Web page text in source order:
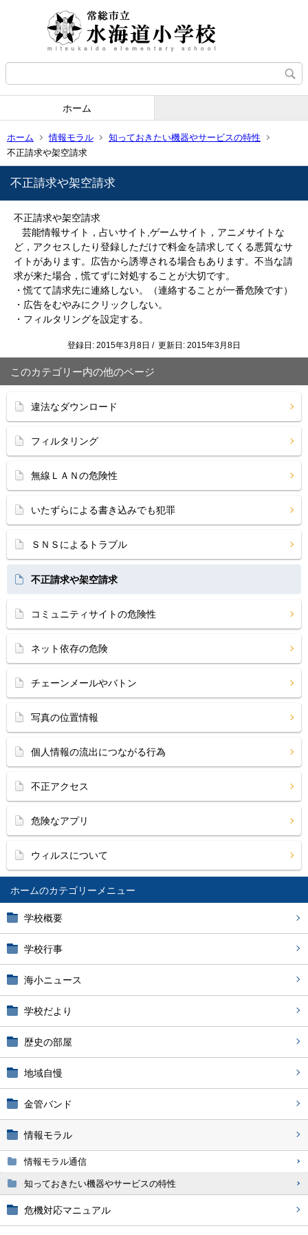
ホーム
ホーム 情報モラル
知っておきたい機器やサービスの特性
不正請求や架空請求
ホーム
学校概要
学校行事
海小ニュース
学校だより
歴史の部屋
地域自慢
金管バンド
情報モラル
情報モラル通信
知っておきたい機器やサービスの特性
危機対応マニュアル
不正請求や架空請求
不正請求や架空請求
芸能情報サイト，占いサイト,ゲームサイト，アニメサイトな
ど，アクセスしたり登録しただけで料金を請求してくる悪質なサ
イトがあります。広告から誘導される場合もあります。不当な請
求が来た場合，慌てずに対処することが大切です。
・慌てて請求先に連絡しない。（連絡することが一番危険です）
・広告をむやみにクリックしない。
・フィルタリングを設定する。
登録日: 2015年3月8日 / 更新日: 2015年3月8日
このカテゴリー内の他のページ
違法なダウンロード
フィルタリング
無線ＬＡＮの危険性
いたずらによる書き込みでも犯罪
ＳＮＳによるトラブル
不正請求や架空請求
コミュニティサイトの危険性
ネット依存の危険
チェーンメールやバトン
写真の位置情報
個人情報の流出につながる行為
不正アクセス
危険なアプリ
ウィルスについて